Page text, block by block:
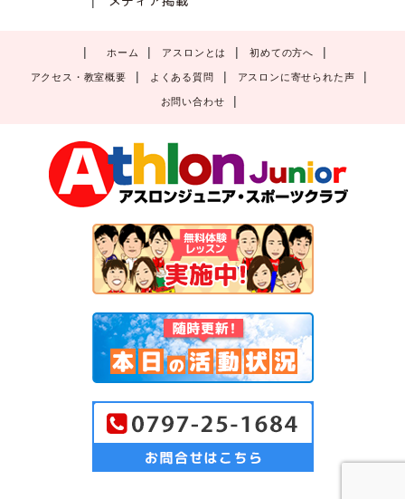
ホーム アスロンとは 初めての方へ
アクセス・教室概要 よくある質問 アスロンに寄せられた声
お問い合わせ